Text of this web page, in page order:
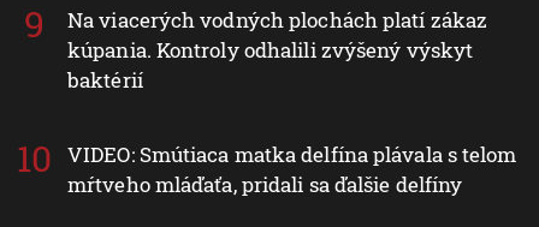
Na viacerých vodných plochách platí zákaz
kúpania. Kontroly odhalili zvýšený výskyt
baktérií
VIDEO: Smútiaca matka delfína plávala s telom
mŕtveho mláďaťa, pridali sa ďalšie delfíny